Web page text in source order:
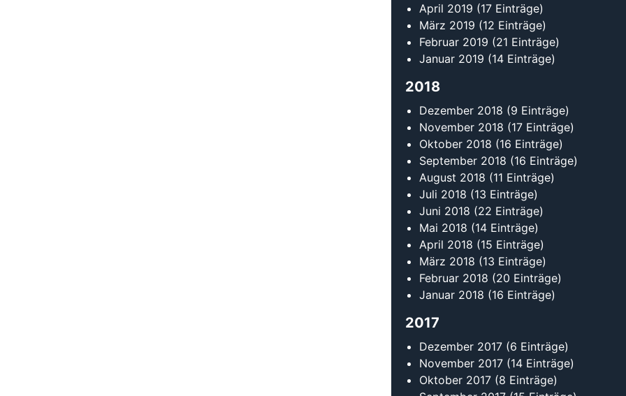
April 2019 (17 Einträge)
März 2019 (12 Einträge)
Februar 2019 (21 Einträge)
Januar 2019 (14 Einträge)
2018
Dezember 2018 (9 Einträge)
November 2018 (17 Einträge)
Oktober 2018 (16 Einträge)
September 2018 (16 Einträge)
August 2018 (11 Einträge)
Juli 2018 (13 Einträge)
Juni 2018 (22 Einträge)
Mai 2018 (14 Einträge)
April 2018 (15 Einträge)
März 2018 (13 Einträge)
Februar 2018 (20 Einträge)
Januar 2018 (16 Einträge)
2017
Dezember 2017 (6 Einträge)
November 2017 (14 Einträge)
Oktober 2017 (8 Einträge)